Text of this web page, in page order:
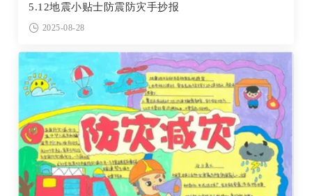
5.12地震小贴士防震防灾手抄报
2025-08-28